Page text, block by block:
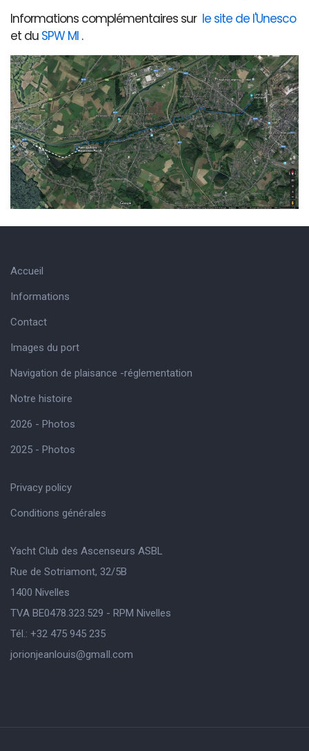
Informations complémentaires sur le site de l'Unesco
et du SPW MI .
Accueil
Informations
Contact
Images du port
Navigation de plaisance -réglementation
Notre histoire
2026 - Photos
2025 - Photos
Privacy policy
Conditions générales
Yacht Club des Ascenseurs ASBL
Rue de Sotriamont, 32/5B
1400 Nivelles
TVA BE0478.323.529 - RPM Nivelles
Tél.: +32 475 945 235
jorionjeanlouis@gmaIl.com